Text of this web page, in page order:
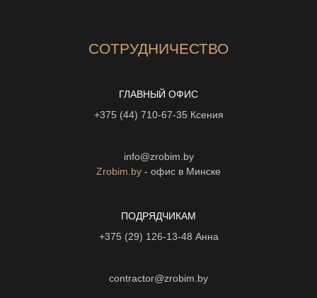
СОТРУДНИЧЕСТВО
ГЛАВНЫЙ ОФИС
+375 (44) 710-67-35 Ксения
info@zrobim.by
Zrobim.by - офис в Минске
ПОДРЯДЧИКАМ
+375 (29) 126-13-48 Анна
contractor@zrobim.by